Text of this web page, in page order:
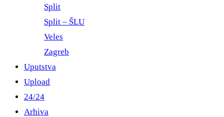
Split
Split – ŠLU
Veles
Zagreb
Uputstva
Upload
24/24
Arhiva